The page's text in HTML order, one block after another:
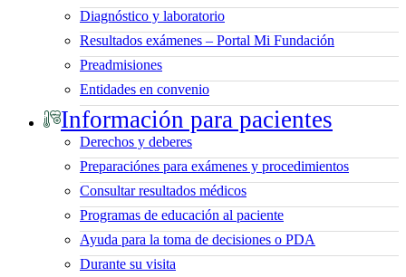
Diagnóstico y laboratorio
Resultados exámenes – Portal Mi Fundación
Preadmisiones
Entidades en convenio
Información para pacientes
Derechos y deberes
Preparaciónes para exámenes y procedimientos
Consultar resultados médicos
Programas de educación al paciente
Ayuda para la toma de decisiones o PDA
Durante su visita